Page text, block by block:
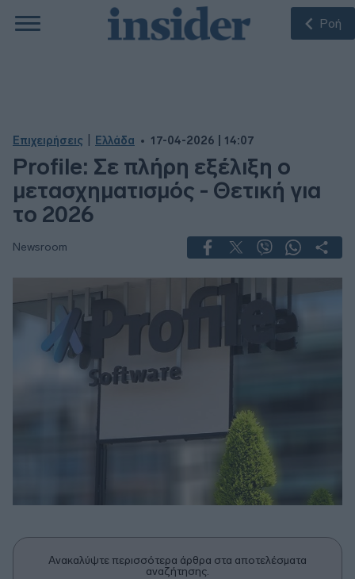
Ροή
Επιχειρήσεις Ελλάδα 17-04-2026 | 14:07
Profile: Σε πλήρη εξέλιξη ο
μετασχηματισμός - Θετική για
το 2026
Newsroom
Ανακαλύψτε περισσότερα άρθρα στα αποτελέσματα
αναζήτησης.